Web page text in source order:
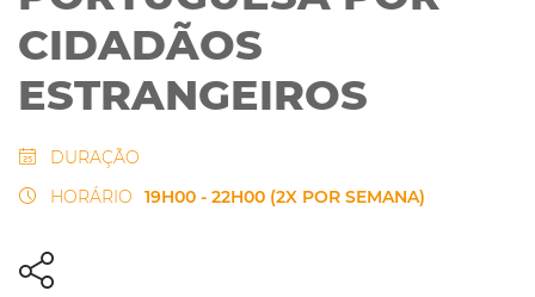
CIDADÃOS
ESTRANGEIROS
DURAÇÃO
HORÁRIO
19H00 - 22H00 (2X POR SEMANA)